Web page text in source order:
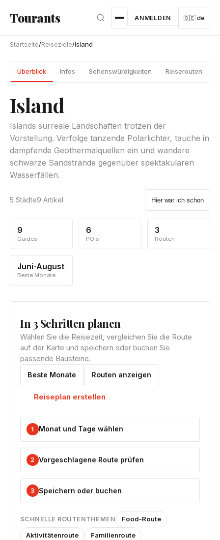
Tourants ANMELDEN 🇩🇪 de
Startseite/Reiseziele/Island
Überblick Infos Sehenswürdigkeiten Reiserouten
Island
Islands surreale Landschaften trotzen der
Vorstellung. Verfolge tanzende Polarlichter, tauche in
dampfende Geothermalquellen ein und wandere
schwarze Sandstrände gegenüber spektakulären
Wasserfällen.
5 Städte9 Artikel Hier war ich schon
9
Guides
6
POIs
3
Routen
Juni-August
Beste Monate
In 3 Schritten planen
Wählen Sie die Reisezeit, vergleichen Sie die Route
auf der Karte und speichern oder buchen Sie
passende Bausteine.
Beste Monate Routen anzeigen
Reiseplan erstellen
1 Monat und Tage wählen
2 Vorgeschlagene Route prüfen
3 Speichern oder buchen
SCHNELLE ROUTENTHEMEN Food-Route
Aktivitätenroute Familienroute